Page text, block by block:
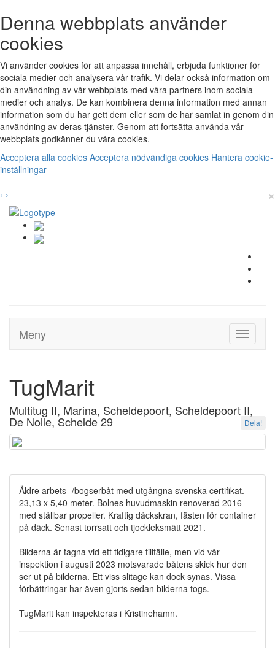
Denna webbplats använder
cookies
Vi använder cookies för att anpassa innehåll, erbjuda funktioner för
sociala medier och analysera vår trafik. Vi delar också information om
din användning av vår webbplats med våra partners inom sociala
medier och analys. De kan kombinera denna information med annan
information som du har gett dem eller som de har samlat in genom din
användning av deras tjänster. Genom att fortsätta använda vår
webbplats godkänner du våra cookies.
Acceptera alla cookies Acceptera nödvändiga cookies Hantera cookie-
inställningar
‹ › ×
Toggle
Meny
TugMarit
Multitug II, Marina, Scheldepoort, Scheldepoort II,
De Nolle, Schelde 29 Dela!
Äldre arbets- /bogserbåt med utgångna svenska certifikat.
23,13 x 5,40 meter. Bolnes huvudmaskin renoverad 2016
med ställbar propeller. Kraftig däckskran, fästen för container
på däck. Senast torrsatt och tjockleksmätt 2021.
Bilderna är tagna vid ett tidigare tillfälle, men vid vår
inspektion i augusti 2023 motsvarade båtens skick hur den
ser ut på bilderna. Ett viss slitage kan dock synas. Vissa
förbättringar har även gjorts sedan bilderna togs.
TugMarit kan inspekteras i Kristinehamn.